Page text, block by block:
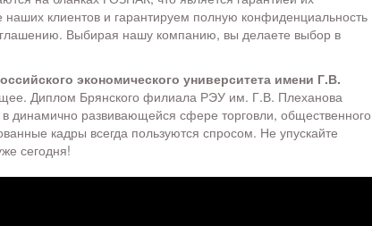
клиентов и гарантируем полную конфиденциальность
Выбирая нашу компанию, вы делаете выбор в
экономического университета имени Г.В.
Диплом Брянского филиала РЭУ им. Г.В. Плеханова
динамично развивающейся сфере торговли, общественного
кадры всегда пользуются спросом. Не упускайте
сегодня!